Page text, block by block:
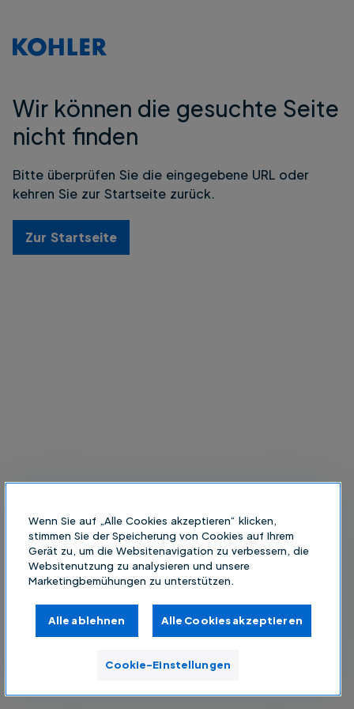
Wir können die gesuchte Seite
nicht finden
Bitte überprüfen Sie die eingegebene URL oder
kehren Sie zur Startseite zurück.
Zur Startseite
Wenn Sie auf „Alle Cookies akzeptieren“ klicken,
stimmen Sie der Speicherung von Cookies auf Ihrem
Gerät zu, um die Websitenavigation zu verbessern, die
Websitenutzung zu analysieren und unsere
Marketingbemühungen zu unterstützen.
Alle ablehnen Alle Cookies akzeptieren
Cookie-Einstellungen